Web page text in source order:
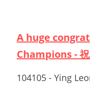
A huge
Champions -
104105 - Ying